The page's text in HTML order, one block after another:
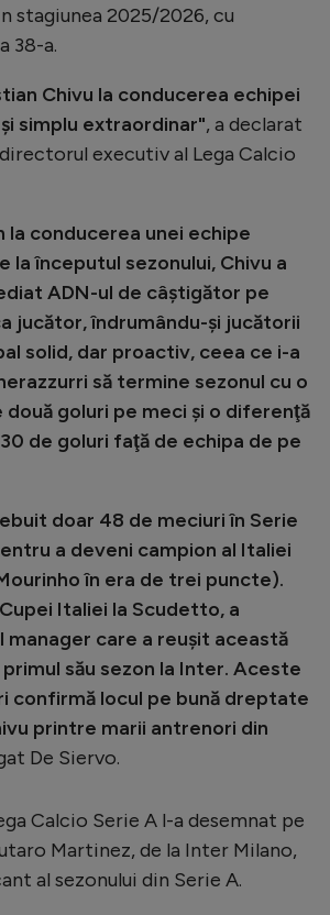
sporturi
cont
stagiunea 2025/2026, cu
38-a.
Chivu la conducerea echipei
simplu extraordinar", a declarat
executiv al Lega Calcio
la conducerea unei echipe
la începutul sezonului, Chivu a
ADN-ul de câştigător pe
jucător, îndrumându-şi jucătorii
solid, dar proactiv, ceea ce i-a
să termine sezonul cu o
goluri pe meci şi o diferenţă
de goluri faţă de echipa de pe
doar 48 de meciuri în Serie
a deveni campion al Italiei
în era de trei puncte).
Italiei la Scudetto, a
manager care a reuşit această
său sezon la Inter. Aceste
confirmă locul pe bună dreptate
printre marii antrenori din
De Siervo.
Calcio Serie A l-a desemnat pe
Martinez, de la Inter Milano,
al sezonului din Serie A.